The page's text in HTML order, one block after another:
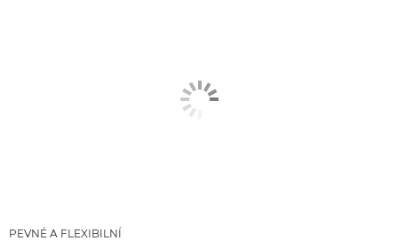
PEVNÉ A FLEXIBILNÍ